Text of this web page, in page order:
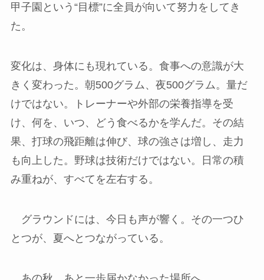
甲子園という“目標”に全員が向いて努力をしてき
た。
変化は、身体にも現れている。食事への意識が大
きく変わった。朝500グラム、夜500グラム。量だ
けではない。トレーナーや外部の栄養指導を受
け、何を、いつ、どう食べるかを学んだ。その結
果、打球の飛距離は伸び、球の強さは増し、走力
も向上した。野球は技術だけではない。日常の積
み重ねが、すべてを左右する。
グラウンドには、今日も声が響く。その一つひ
とつが、夏へとつながっている。